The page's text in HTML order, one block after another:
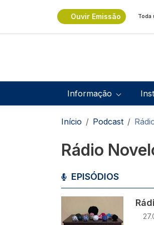
Ouvir Emissão Toda
Navegação
Informação
Navegação
Início Podcast
Rádio
EPISÓDIOS